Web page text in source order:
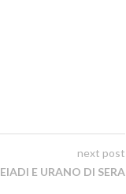
next post
E URANO DI SERA